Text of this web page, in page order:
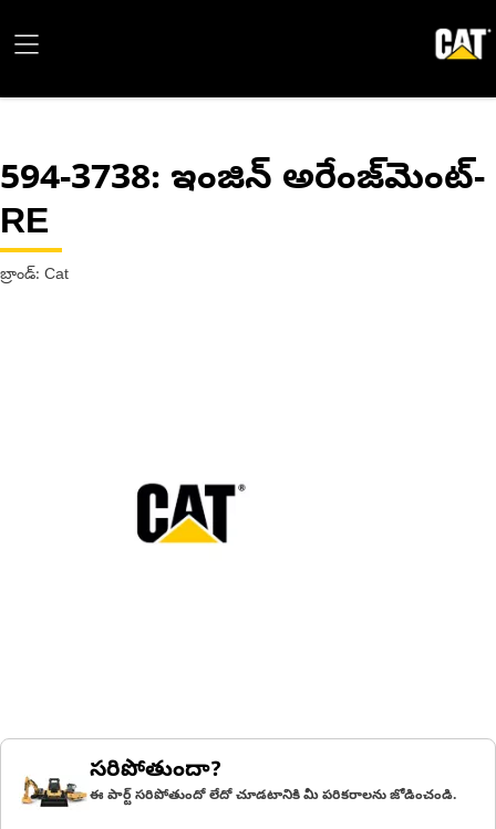
594-3738: ఇంజిన్ అరేంజ్‌మెంట్‌-
RE
బ్రాండ్: Cat
సరిపోతుందా?
ఈ పార్ట్ సరిపోతుందో లేదో చూడటానికి మీ పరికరాలను జోడించండి.